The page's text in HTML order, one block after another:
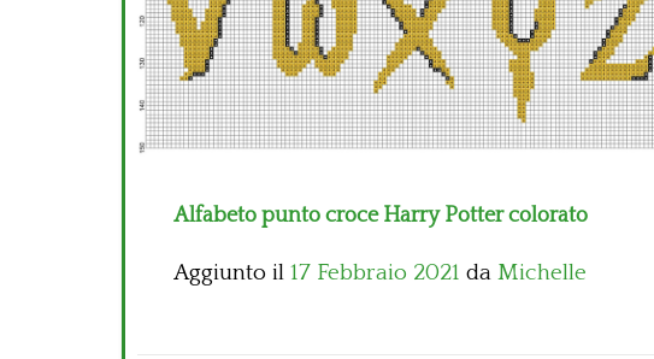
Alfabeto punto croce Harry Potter colorato
Aggiunto il 17 Febbraio 2021 da Michelle